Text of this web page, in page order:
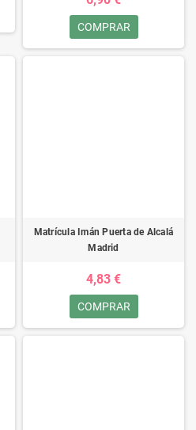
COMPRAR
Matrícula Imán Puerta de Alcalá
Madrid
4,83 €
COMPRAR